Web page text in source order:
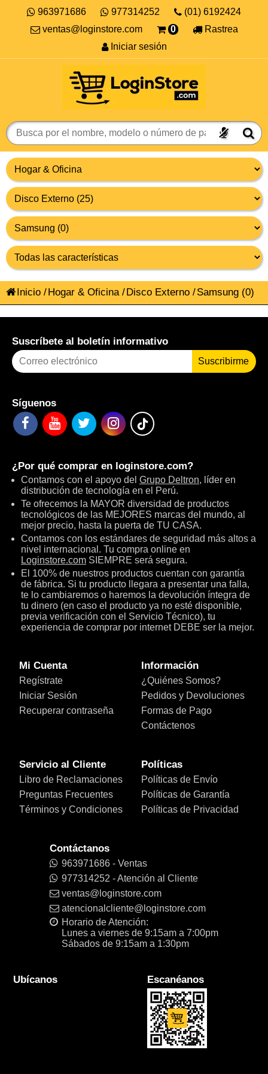
963971686 977314252
(01) 6192424
ventas@loginstore.com
0
Rastrea
Iniciar sesión
Inicio /Hogar & Oficina /Disco Externo /Samsung (0)
Suscríbete al boletín informativo
Suscribirme
Síguenos
¿Por qué comprar en loginstore.com?
Contamos con el apoyo del Grupo Deltron, líder en
distribución de tecnología en el Perú.
Te ofrecemos la MAYOR diversidad de productos
tecnológicos de las MEJORES marcas del mundo, al
mejor precio, hasta la puerta de TU CASA.
Contamos con los estándares de seguridad más altos a
nivel internacional. Tu compra online en
Loginstore.com SIEMPRE será segura.
El 100% de nuestros productos cuentan con garantía
de fábrica. Si tu producto llegara a presentar una falla,
te lo cambiaremos o haremos la devolución íntegra de
tu dinero (en caso el producto ya no esté disponible,
previa verificación con el Servicio Técnico), tu
experiencia de comprar por internet DEBE ser la mejor.
Mi Cuenta
Regístrate
Iniciar Sesión
Recuperar contraseña
Información
¿Quiénes Somos?
Pedidos y Devoluciones
Formas de Pago
Contáctenos
Servicio al Cliente
Libro de Reclamaciones
Preguntas Frecuentes
Términos y Condiciones
Políticas
Políticas de Envío
Políticas de Garantía
Políticas de Privacidad
Contáctanos
963971686 - Ventas
977314252 - Atención al Cliente
ventas@loginstore.com
atencionalcliente@loginstore.com
Horario de Atención:
Lunes a viernes de 9:15am a 7:00pm
Sábados de 9:15am a 1:30pm
Ubícanos Escanéanos